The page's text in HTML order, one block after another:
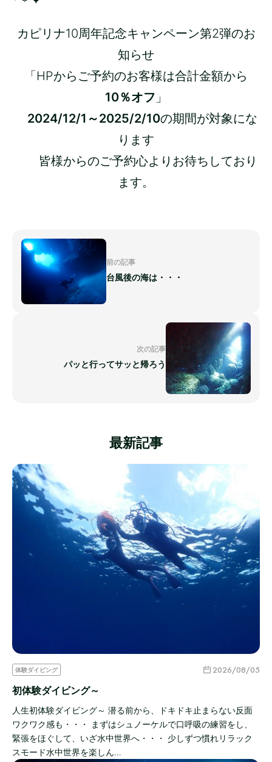
カピリナ10周年記念キャンペーン第2弾のお
知らせ
「HPからご予約のお客様は合計金額から
10％オフ 」
2024/12/1～2025/2/10の期間が対象にな
ります
皆様からのご予約心よりお待ちしており
ます。
前の記事
台風後の海は・・・
次の記事
パッと行ってサッと帰ろう
最新記事
体験ダイビング 2026/08/05
初体験ダイビング～
人生初体験ダイビング～ 潜る前から、ドキドキ止まらない反面
ワクワク感も・・・ まずはシュノーケルで口呼吸の練習をし、
緊張をほぐして、いざ水中世界へ・・・ 少しずつ慣れリラック
スモード水中世界を楽しん…